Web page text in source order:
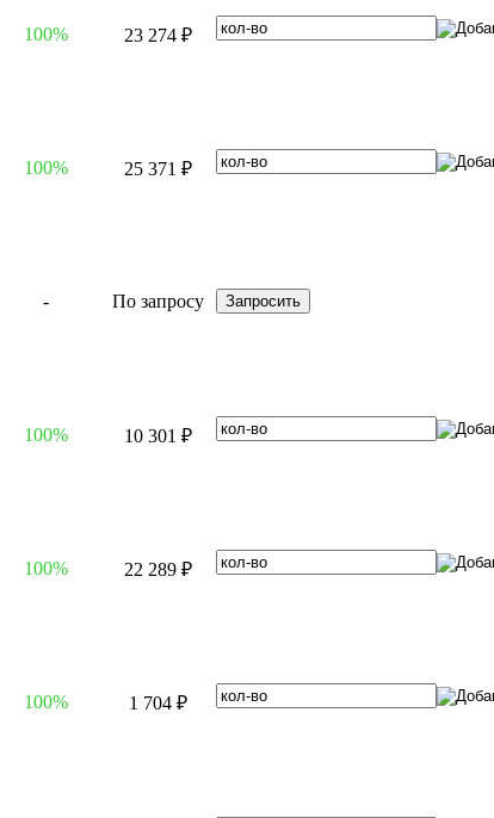
100% 23 274 ₽
100% 25 371 ₽
- По запросу
100% 10 301 ₽
100% 22 289 ₽
100% 1 704 ₽